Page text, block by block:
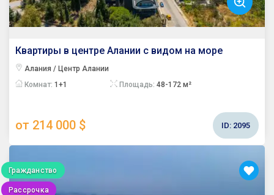
Квартиры в центре Алании с видом на море
Алания / Центр Алании
Комнат: 1+1 Площадь: 48-172 м²
от 214 000 $ ID: 2095
Гражданство
Рассрочка